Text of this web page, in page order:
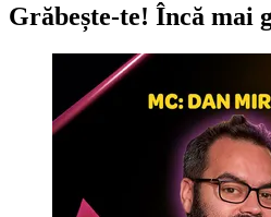
Grăbește-te! Încă mai